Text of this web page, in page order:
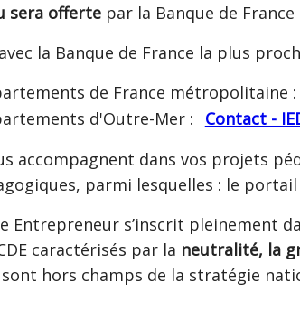
sera offertepar la Banque de
la Banque de France la plus
de France métropolitaine :
d'Outre-Mer :
Contact -
accompagnent dans vos projets
parmi lesquelles : le
Entrepreneur s’inscrit pleinement
caractérisés par la neutralité, la
hors champs de la stratégie